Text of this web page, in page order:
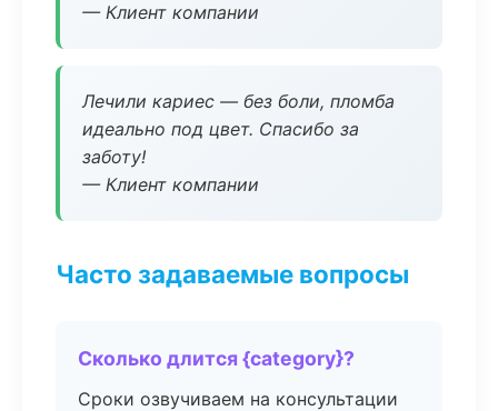
— Клиент компании
Лечили кариес — без боли, пломба
идеально под цвет. Спасибо за
заботу!
— Клиент компании
Часто задаваемые вопросы
Сколько длится {category}?
Сроки озвучиваем на консультации